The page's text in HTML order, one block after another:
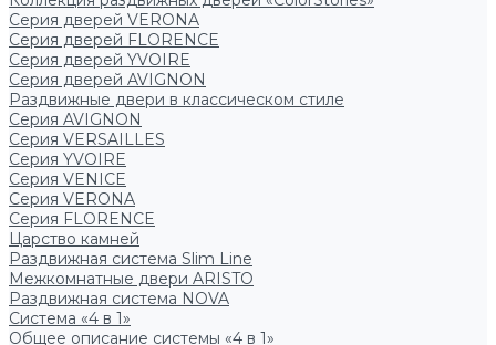
Серия дверей VERONA
Серия дверей FLORENCE
Серия дверей YVOIRE
Серия дверей AVIGNON
Раздвижные двери в классическом стиле
Серия AVIGNON
Серия VERSAILLES
Серия YVOIRE
Серия VENICE
Серия VERONA
Серия FLORENCE
Царство камней
Раздвижная система Slim Line
Межкомнатные двери ARISTO
Раздвижная система NOVA
Система «4 в 1»
Общее описание системы «4 в 1»